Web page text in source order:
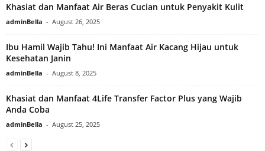
Khasiat dan Manfaat Air Beras Cucian untuk Penyakit Kulit
adminBella - August 26, 2025
Ibu Hamil Wajib Tahu! Ini Manfaat Air Kacang Hijau untuk
Kesehatan Janin
adminBella - August 8, 2025
Khasiat dan Manfaat 4Life Transfer Factor Plus yang Wajib
Anda Coba
adminBella - August 25, 2025